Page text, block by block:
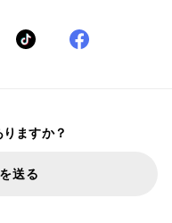
ますか？
送る